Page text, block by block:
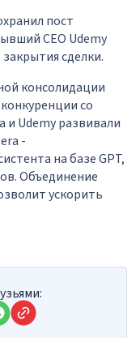
пост
CEO Udemy
сделки.
консолидации
со
и Udemy развивали
-
на базе GPT,
Объединение
ускорить